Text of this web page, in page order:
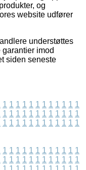
og
website udfører
understøttes
imod
siden seneste
1 1 1 1 1 1 1 1 1 1 1 1
1 1 1 1 1 1 1 1 1 1 1 1
1 1 1 1 1 1 1 1 1 1 1 1
1 1 1 1 1 1 1 1 1 1 1 1
1 1 1 1 1 1 1 1 1 1 1 1